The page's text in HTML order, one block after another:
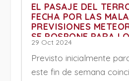
EL PASAJE DEL
FECHA POR LAS
PREVISIONES
SE POSPONE PARA
9 DE NOVIEMBRE
29 Oct 2024
Previsto inicialmente
este fin de semana